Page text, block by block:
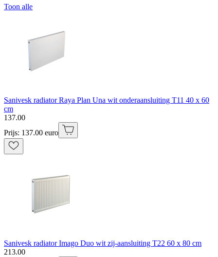
Toon alle
Sanivesk radiator Raya Plan Una wit onderaansluiting T11 40 x 60
cm
137.00
Prijs: 137.00 euro
Sanivesk radiator Imago Duo wit zij-aansluiting T22 60 x 80 cm
213.00